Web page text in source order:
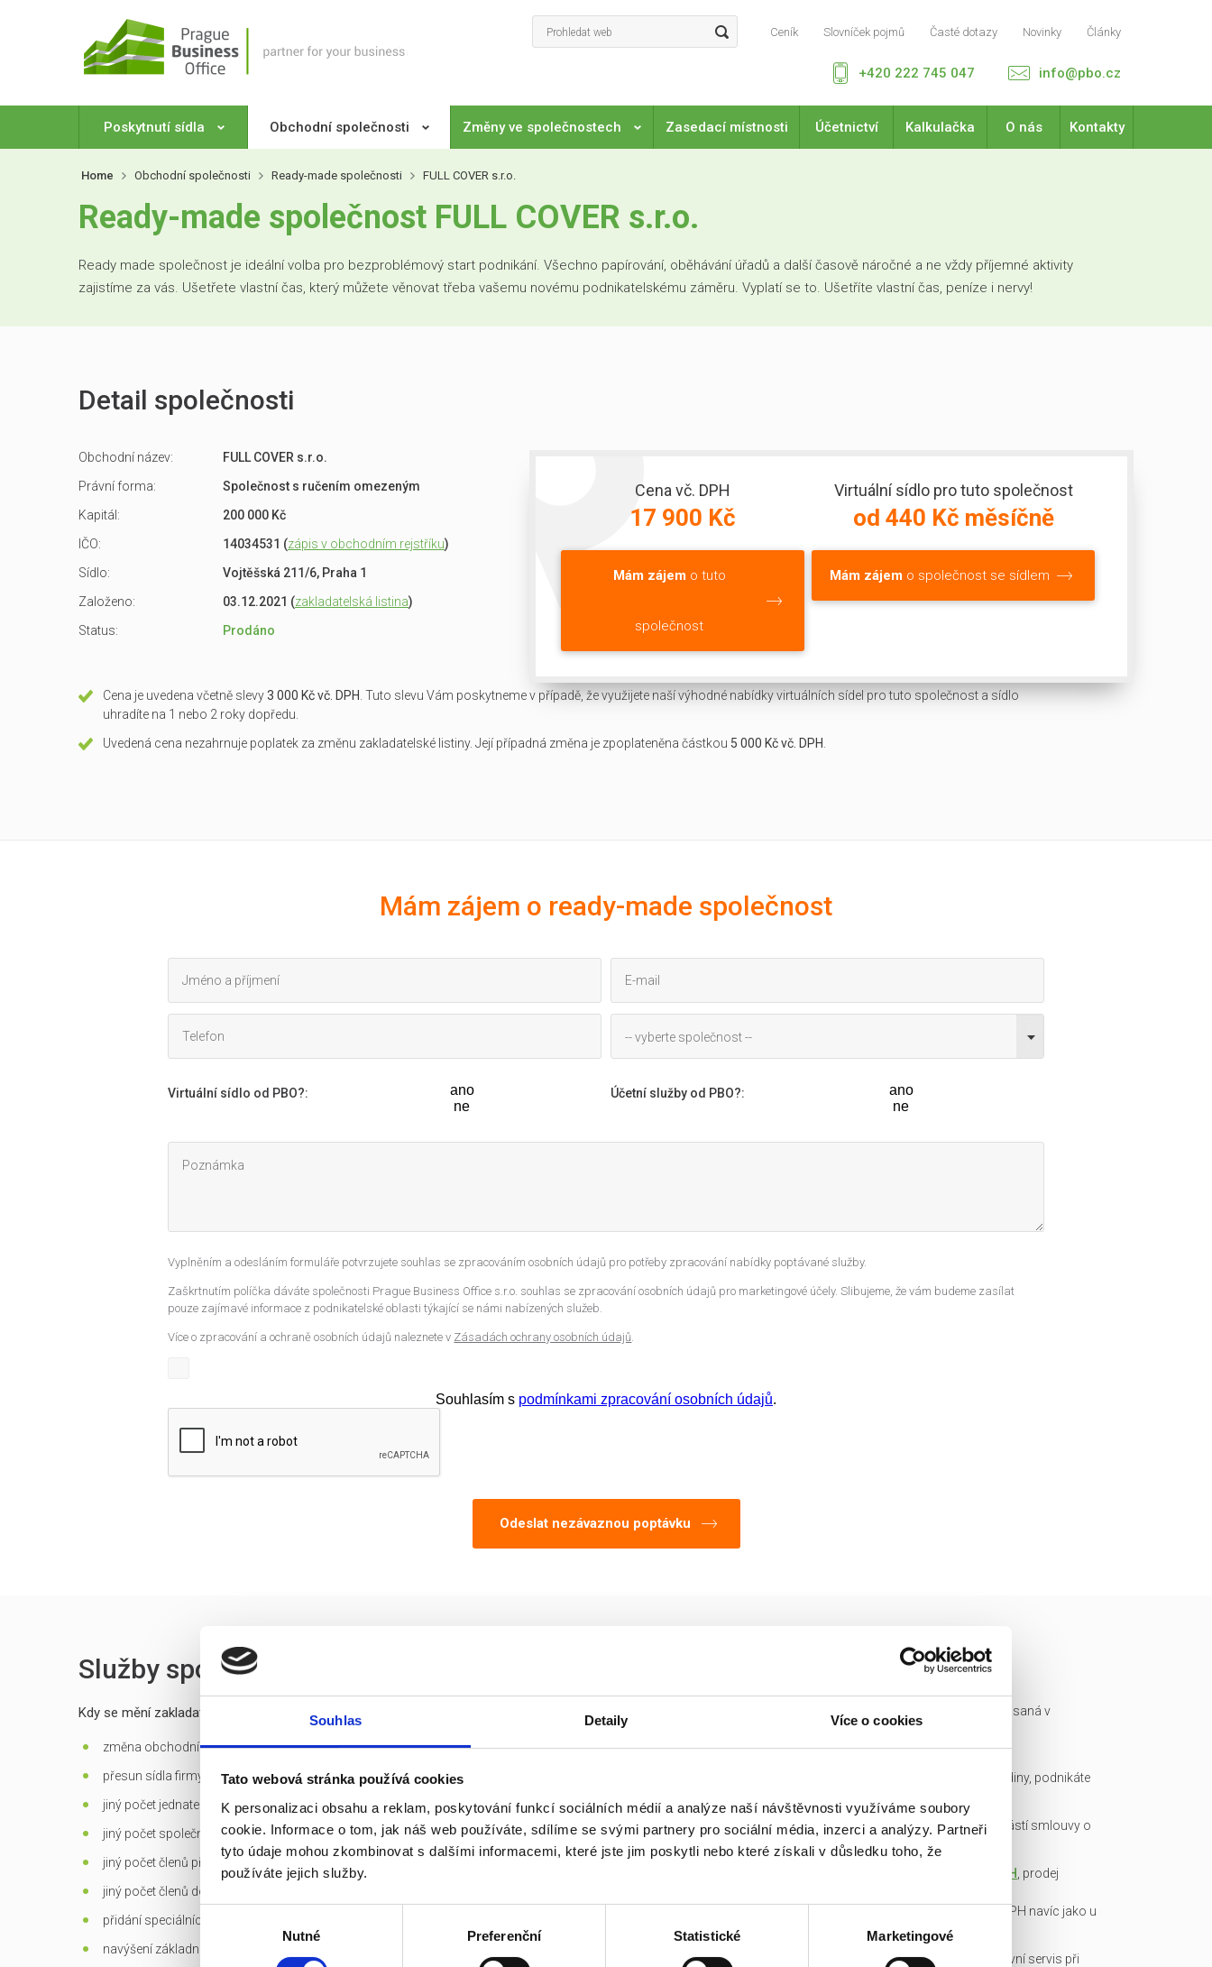
Souhlas Detaily Více o cookies
Tato webová stránka používá cookies
K personalizaci obsahu a reklam, poskytování funkcí sociálních médií a analýze naší návštěvnosti využíváme soubory
cookie. Informace o tom, jak náš web používáte, sdílíme se svými partnery pro sociální média, inzerci a analýzy. Partneři
tyto údaje mohou zkombinovat s dalšími informacemi, které jste jim poskytli nebo které získali v důsledku toho, že
používáte jejich služby.
Výběr
Nutné Preferenční Statistické Marketingové
Ceník Slovníček pojmů Časté dotazy Novinky Články
info@pbo.cz
+420 222 745 047
Poskytnutí sídla Obchodní společnosti Změny ve společnostech Zasedací místnosti Účetnictví Kalkulačka O nás Kontakty
Home Obchodní společnosti Ready-made společnosti FULL COVER s.r.o.
Ready-made společnost FULL COVER s.r.o.
Ready made společnost je ideální volba pro bezproblémový start podnikání. Všechno papírování, oběhávání úřadů a další časově náročné a ne vždy příjemné aktivity
zajistíme za vás. Ušetřete vlastní čas, který můžete věnovat třeba vašemu novému podnikatelskému záměru. Vyplatí se to. Ušetříte vlastní čas, peníze i nervy!
Detail společnosti
Obchodní název:
FULL COVER s.r.o.
Právní forma:
Společnost s ručením omezeným
Kapitál:
200 000 Kč
IČO:
14034531 (zápis v obchodním rejstříku)
Sídlo:
Vojtěšská 211/6, Praha 1
Založeno:
03.12.2021 (zakladatelská listina)
Status:
Prodáno
Cena vč. DPH
17 900 Kč
Mám zájemo tuto
společnost
Virtuální sídlo pro tuto společnost
od 440 Kč měsíčně
Mám zájem o společnost se sídlem
Cena je uvedena včetně slevy3 000 Kč vč. DPH . Tuto slevu Vám poskytneme v případě, že využijete naší výhodné nabídky virtuálních sídel pro tuto společnost a sídlo
uhradíte na 1 nebo 2 roky dopředu.
Uvedená cena nezahrnuje poplatek za změnu zakladatelské listiny. Její případná změna je zpoplateněna částkou 5 000 Kč vč. DPH
Mám zájem o ready-made společnost
-- vyberte společnost --
Virtuální sídlo od PBO?:
ano
ne
Účetní služby od PBO?:
ano
ne
Vyplněním a odesláním formuláře potvrzujete souhlas se zpracováním osobních údajů pro potřeby zpracování nabídky poptávané služby.
Zaškrtnutím políčka dáváte společnosti Prague Business Office s.r.o. souhlas se zpracování osobních údajů pro marketingové účely. Slibujeme, že vám budeme zasílat
pouze zajímavé informace z podnikatelské oblasti týkající se námi nabízených služeb.
Více o zpracování a ochraně osobních údajů naleznete v Zásadách ochrany osobních údajů.
Souhlasím s podmínkami zpracování osobních údajů.
Služby spojené s prodejem
Kdy se mění zakladatelská listina?
změna obchodní firmy (jména) společnosti
přesun sídla firmy mimo Prahu
jiný počet jednatelů než 1 - u s.r.o.
jiný počet společníků než 1 - jen u s.r.o. založených do roku 2013 včetně
jiný počet členů představenstva než 1 v případě jediného akcionáře, než 3 v případě více akcionářů - u a.s.
jiný počet členů dozorčí rady než 3 - u a.s.
přidání speciálních
navýšení základního kapitálu
Ready made společnost je zapsaná v
obchodním rejstříku a má IČ.
společnosti připravíme do hodiny, podnikáte
Garance bezdlužnosti je součástí smlouvy o
převodu obchodního podílu.
DPH , prodej
osvobozen, není nutné platit DPH navíc jako u
konkurence!
Veškerou administrativu a právní servis při